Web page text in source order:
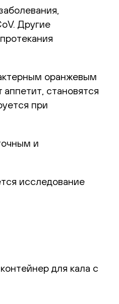
Другие
оранжевым
становятся
при
и
исследование
для кала с